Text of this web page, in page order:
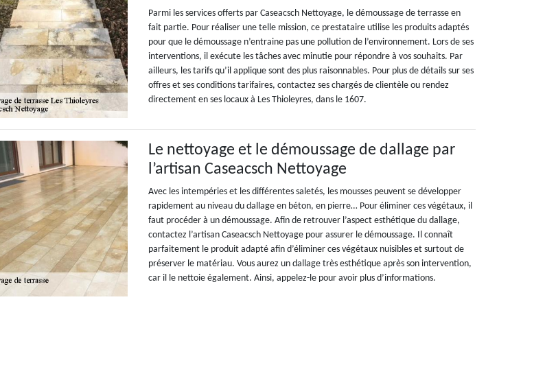
Parmi les services offerts par Caseacsch Nettoyage, le démoussage de terrasse en
fait partie. Pour réaliser une telle mission, ce prestataire utilise les produits adaptés
pour que le démoussage n’entraine pas une pollution de l’environnement. Lors de ses
interventions, il exécute les tâches avec minutie pour répondre à vos souhaits. Par
ailleurs, les tarifs qu’il applique sont des plus raisonnables. Pour plus de détails sur ses
offres et ses conditions tarifaires, contactez ses chargés de clientèle ou rendez
directement en ses locaux à Les Thioleyres, dans le 1607.
Le nettoyage et le démoussage de dallage par
l’artisan Caseacsch Nettoyage
Avec les intempéries et les différentes saletés, les mousses peuvent se développer
rapidement au niveau du dallage en béton, en pierre… Pour éliminer ces végétaux, il
faut procéder à un démoussage. Afin de retrouver l’aspect esthétique du dallage,
contactez l’artisan Caseacsch Nettoyage pour assurer le démoussage. Il connaît
parfaitement le produit adapté afin d’éliminer ces végétaux nuisibles et surtout de
préserver le matériau. Vous aurez un dallage très esthétique après son intervention,
car il le nettoie également. Ainsi, appelez-le pour avoir plus d’informations.